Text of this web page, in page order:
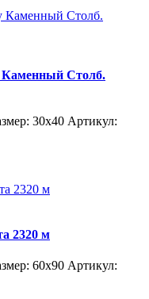
Каменный Столб.
30x40 Артикул:
2320 м
60x90 Артикул: